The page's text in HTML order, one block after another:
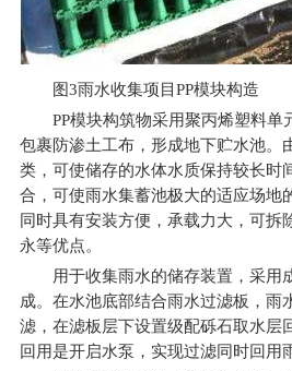
图3雨水收集项目PP模块构造
PP模块构筑物采用聚丙烯塑料单
包裹防渗土工布，形成地下贮水池。
类，可使储存的水体水质保持较长时
合，可使雨水集蓄池极大的适应场地
同时具有安装方便，承载力大，可拆
永等优点。
用于收集雨水的储存装置，采用
成。在水池底部结合雨水过滤板，雨
滤，在滤板层下设置级配砾石取水层
回用是开启水泵，实现过滤同时回用